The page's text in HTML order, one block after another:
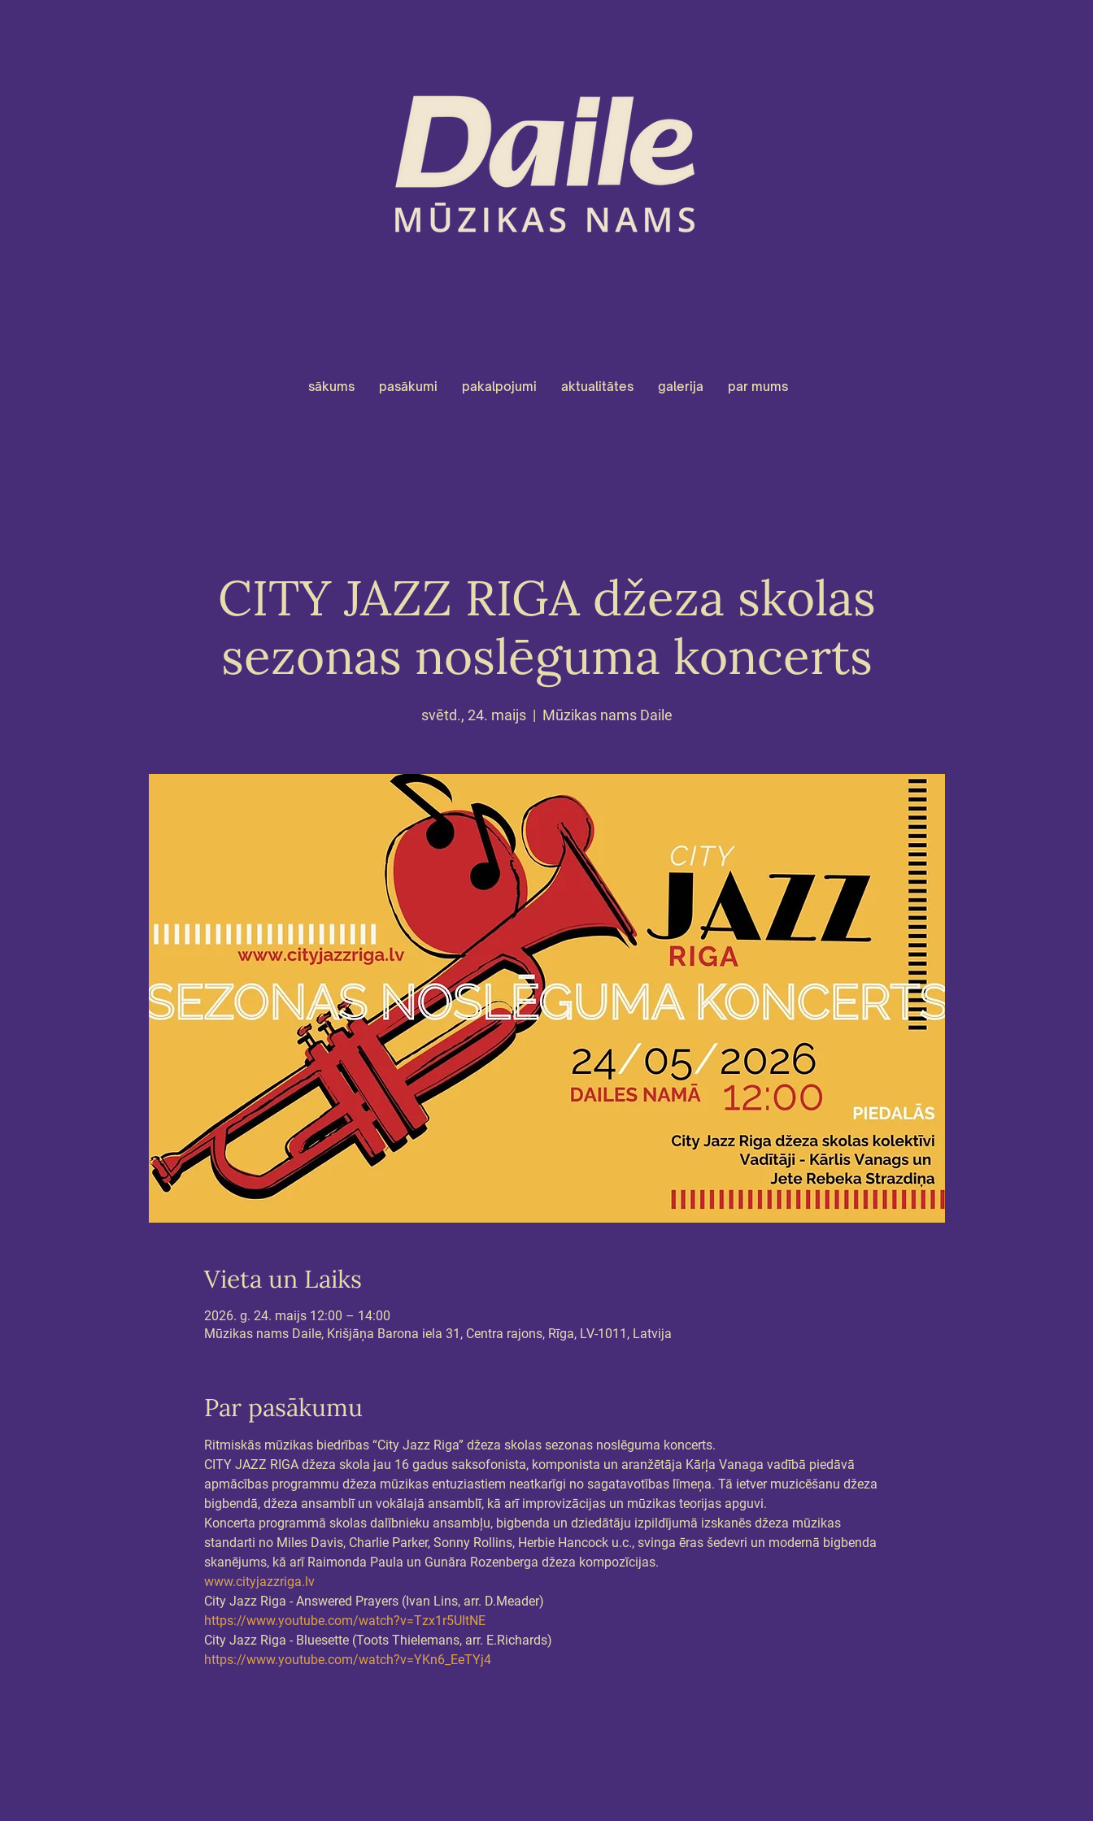
sākums pasākumi pakalpojumi aktualitātes galerija par mums
CITY JAZZ RIGA džeza skolas
sezonas noslēguma koncerts
svētd., 24. maijs
  |
Mūzikas nams Daile
Vieta un Laiks
2026. g. 24. maijs 12:00 – 14:00
Mūzikas nams Daile, Krišjāņa Barona iela 31, Centra rajons, Rīga, LV-1011, Latvija
Par pasākumu
Ritmiskās mūzikas biedrības “City Jazz Riga” džeza skolas sezonas noslēguma koncerts.
CITY JAZZ RIGA džeza skola jau 16 gadus saksofonista, komponista un aranžētāja Kārļa Vanaga vadībā piedāvā
apmācības programmu džeza mūzikas entuziastiem neatkarīgi no sagatavotības līmeņa. Tā ietver muzicēšanu džeza
bigbendā, džeza ansamblī un vokālajā ansamblī, kā arī improvizācijas un mūzikas teorijas apguvi.
Koncerta programmā skolas dalībnieku ansambļu, bigbenda un dziedātāju izpildījumā izskanēs džeza mūzikas
standarti no Miles Davis, Charlie Parker, Sonny Rollins, Herbie Hancock u.c., svinga ēras šedevri un modernā bigbenda
skanējums, kā arī Raimonda Paula un Gunāra Rozenberga džeza kompozīcijas.
www.cityjazzriga.lv
City Jazz Riga - Answered Prayers (Ivan Lins, arr. D.Meader)
https://www.youtube.com/watch?v=Tzx1r5UItNE
City Jazz Riga - Bluesette (Toots Thielemans, arr. E.Richards)
https://www.youtube.com/watch?v=YKn6_EeTYj4